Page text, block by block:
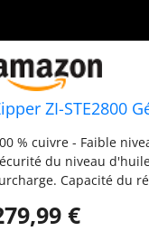
ZI-STE2800
% cuivre - Faible
du niveau
Capacité du
: 0,6 l. Autonomie
€